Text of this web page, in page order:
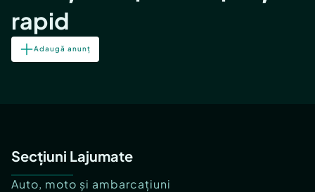
rapid
Adaugă anunț
Secțiuni Lajumate
Auto, moto și ambarcațiuni